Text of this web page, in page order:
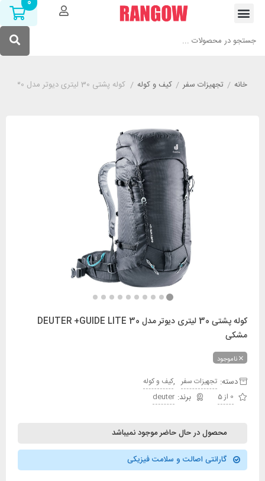
خانه/ تجهیزات سفر/ کیف و کوله/ کوله پشتی 30 لیتری دیوتر مدل DEUTER +GUIDE LITE 30 مشکی
کوله پشتی 30 لیتری دیوتر مدل DEUTER +GUIDE LITE 30
مشکی
ناموجود
دسته: تجهیزات سفر , کیف و کوله
0 از 5
deuter
محصول در حال حاضر موجود نمیباشد
گارانتی اصالت و سلامت فیزیکی